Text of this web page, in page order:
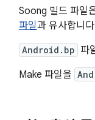
Soong 빌드 파일
파일과 유사합니
Android.bp 파
Make 파일을